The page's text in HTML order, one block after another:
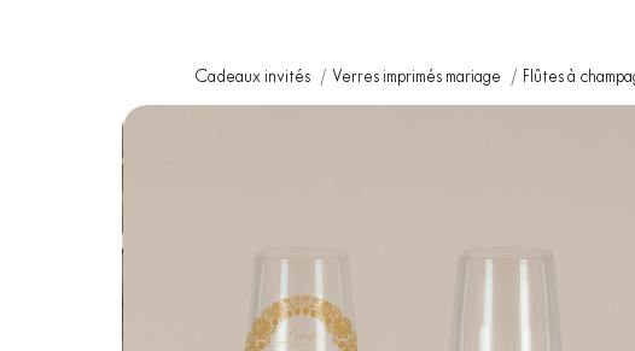
Cadeaux invités Verres imprimés mariage Flûtes à